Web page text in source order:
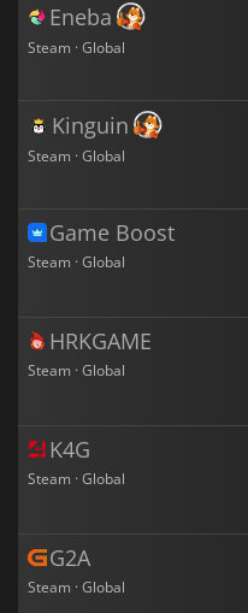
Eneba
Steam · Global
Kinguin
Steam · Global
Game Boost
Steam · Global
HRKGAME
Steam · Global
K4G
Steam · Global
G2A
Steam · Global